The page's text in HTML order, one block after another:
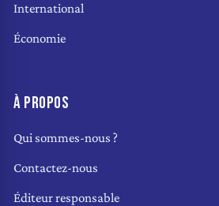
International
Économie
À PROPOS
Qui sommes-nous ?
Contactez-nous
Éditeur responsable